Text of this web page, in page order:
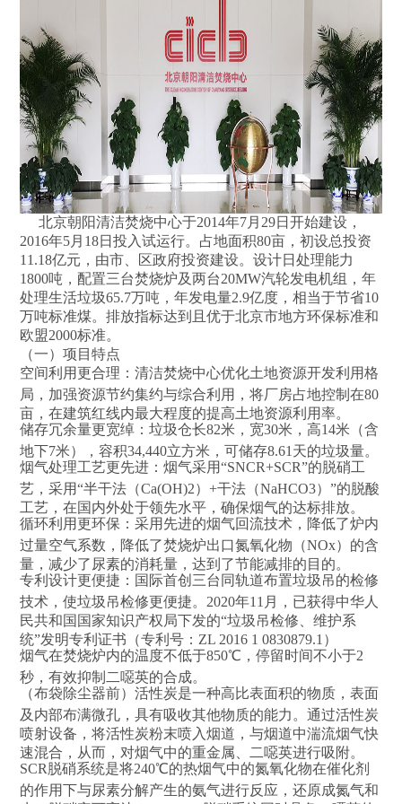
北京朝阳清洁焚烧中心于2014年7月29日开始建设，
2016年5月18日投入试运行。占地面积80亩，初设总投资
11.18亿元，由市、区政府投资建设。设计日处理能力
1800吨，配置三台焚烧炉及两台20MW汽轮发电机组，年
处理生活垃圾65.7万吨，年发电量2.9亿度，相当于节省10
万吨标准煤。排放指标达到且优于北京市地方环保标准和
欧盟2000标准。
（一）项目特点
空间利用更合理：清洁焚烧中心优化土地资源开发利用格
局，加强资源节约集约与综合利用，将厂房占地控制在80
亩，在建筑红线内最大程度的提高土地资源利用率。
储存冗余量更宽绰：垃圾仓长82米，宽30米，高14米（含
地下7米），容积34,440立方米，可储存8.61天的垃圾量。
烟气处理工艺更先进：烟气采用“SNCR+SCR”的脱硝工
艺，采用“半干法（Ca(OH)2）+干法（NaHCO3）”的脱酸
工艺，在国内外处于领先水平，确保烟气的达标排放。
循环利用更环保：采用先进的烟气回流技术，降低了炉内
过量空气系数，降低了焚烧炉出口氮氧化物（NOx）的含
量，减少了尿素的消耗量，达到了节能减排的目的。
专利设计更便捷：国际首创三台同轨道布置垃圾吊的检修
技术，使垃圾吊检修更便捷。2020年11月，已获得中华人
民共和国国家知识产权局下发的“垃圾吊检修、维护系
统”发明专利证书（专利号：ZL 2016 1 0830879.1）
烟气在焚烧炉内的温度不低于850℃，停留时间不小于2
秒，有效抑制二噁英的合成。
（布袋除尘器前）活性炭是一种高比表面积的物质，表面
及内部布满微孔，具有吸收其他物质的能力。通过活性炭
喷射设备，将活性炭粉末喷入烟道，与烟道中湍流烟气快
速混合，从而，对烟气中的重金属、二噁英进行吸附。
SCR脱硝系统是将240℃的热烟气中的氮氧化物在催化剂
的作用下与尿素分解产生的氨气进行反应，还原成氮气和